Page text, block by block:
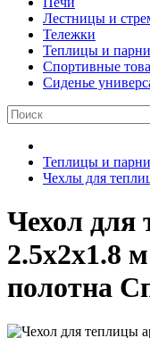
Лестницы и
Тележки
Теплицы и
Спортивные
Сиденье
Теплицы и
Чехлы для
Чехол
2.5х2х1.8
полотна